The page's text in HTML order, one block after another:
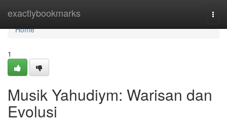
exactlybookmarks
Home
Home
1
Musik Yahudiym: Warisan dan
Evolusi